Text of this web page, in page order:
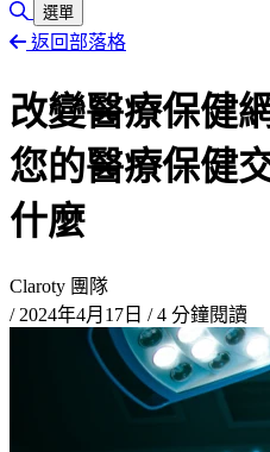
切換搜尋
選單
返回部落格
改變醫療保健
您的醫療保健
什麼
Claroty 團隊
/ 2024年4月17日 /4 分鐘閱讀